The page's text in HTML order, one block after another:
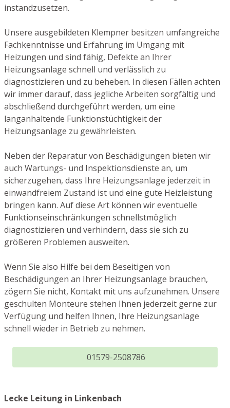
instandzusetzen.
Unsere ausgebildeten Klempner besitzen umfangreiche
Fachkenntnisse und Erfahrung im Umgang mit
Heizungen und sind fähig, Defekte an Ihrer
Heizungsanlage schnell und verlässlich zu
diagnostizieren und zu beheben. In diesen Fällen achten
wir immer darauf, dass jegliche Arbeiten sorgfältig und
abschließend durchgeführt werden, um eine
langanhaltende Funktionstüchtigkeit der
Heizungsanlage zu gewährleisten.
Neben der Reparatur von Beschädigungen bieten wir
auch Wartungs- und Inspektionsdienste an, um
sicherzugehen, dass Ihre Heizungsanlage jederzeit in
einwandfreiem Zustand ist und eine gute Heizleistung
bringen kann. Auf diese Art können wir eventuelle
Funktionseinschränkungen schnellstmöglich
diagnostizieren und verhindern, dass sie sich zu
größeren Problemen ausweiten.
Wenn Sie also Hilfe bei dem Beseitigen von
Beschädigungen an Ihrer Heizungsanlage brauchen,
zögern Sie nicht, Kontakt mit uns aufzunehmen. Unsere
geschulten Monteure stehen Ihnen jederzeit gerne zur
Verfügung und helfen Ihnen, Ihre Heizungsanlage
schnell wieder in Betrieb zu nehmen.
01579-2508786
Lecke Leitung in Linkenbach